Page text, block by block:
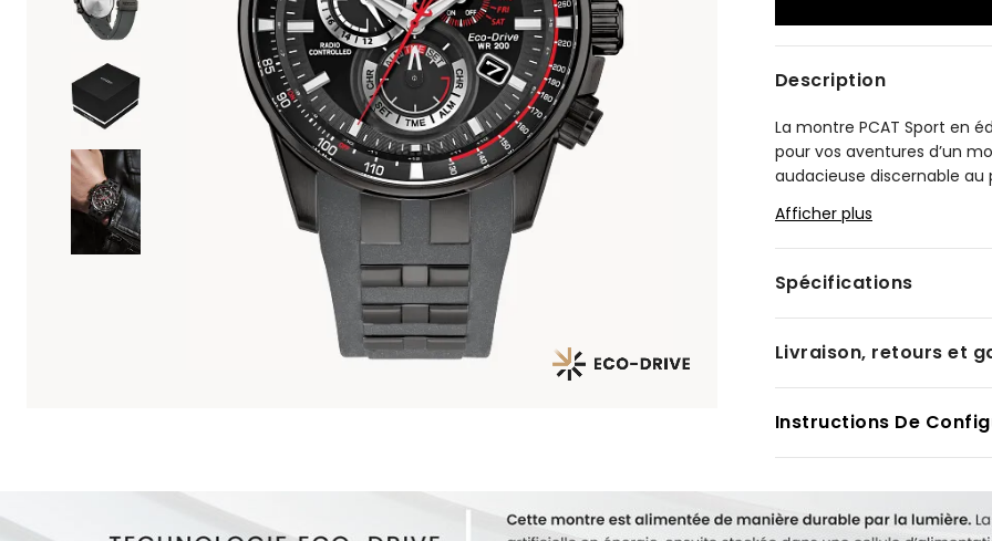
Description
La montre PCAT Sport en
pour vos aventures d’un
audacieuse discernable
assure la durabilité de la
durable en acier
d'un fermoir déployant à
polyuréthane pour l'ajuster.
Le cadran de cette montre
d’un compteur de réserve
réglage de l’heure
Production limitée à 1 500
Afficher plus
Spécifications
Livraison, retours et
Instructions De